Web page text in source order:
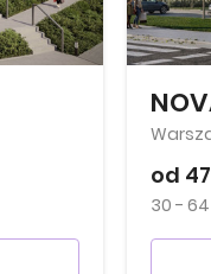
od
30 - 64